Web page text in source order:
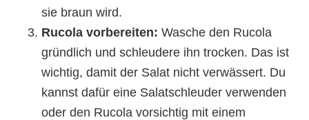
sie braun wird.
Rucola vorbereiten: Wasche den Rucola
gründlich und schleudere ihn trocken. Das ist
wichtig, damit der Salat nicht verwässert. Du
kannst dafür eine Salatschleuder verwenden
oder den Rucola vorsichtig mit einem